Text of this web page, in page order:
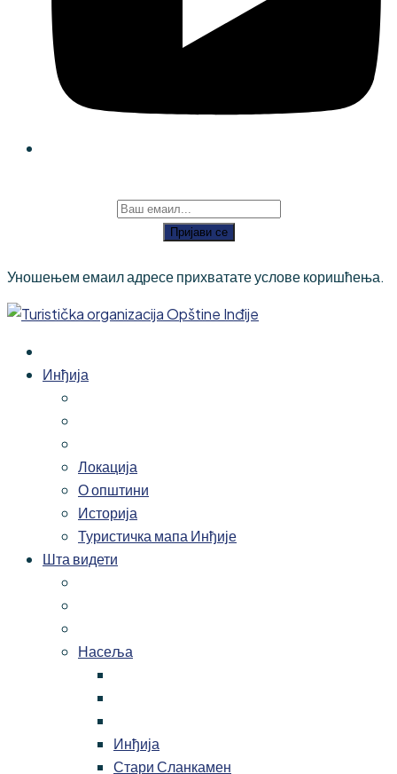
Пријави се
Уношењем емаил адресе прихватате услове коришћења.
Инђија
Локација
О општини
Историја
Туристичка мапа Инђије
Шта видети
Насеља
Инђија
Стари Сланкамен